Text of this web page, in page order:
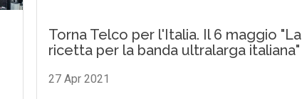
Torna Telco per l'Italia. Il 6 maggio "La
ricetta per la banda ultralarga italiana"
27 Apr 2021